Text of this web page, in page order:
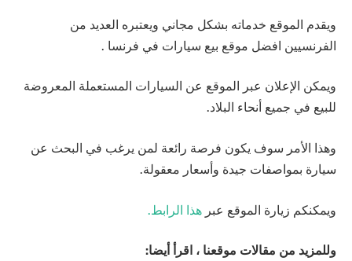
ويقدم الموقع خدماته بشكل مجاني ويعتبره العديد من
الفرنسيين افضل موقع بيع سيارات في فرنسا .
ويمكن الإعلان عبر الموقع عن السيارات المستعملة المعروضة
للبيع في جميع أنحاء البلاد.
وهذا الأمر سوف يكون فرصة رائعة لمن يرغب في البحث عن
سيارة بمواصفات جيدة وأسعار معقولة.
ويمكنكم زيارة الموقع عبر هذا الرابط.
وللمزيد من مقالات موقعنا ، اقرأ أيضا: